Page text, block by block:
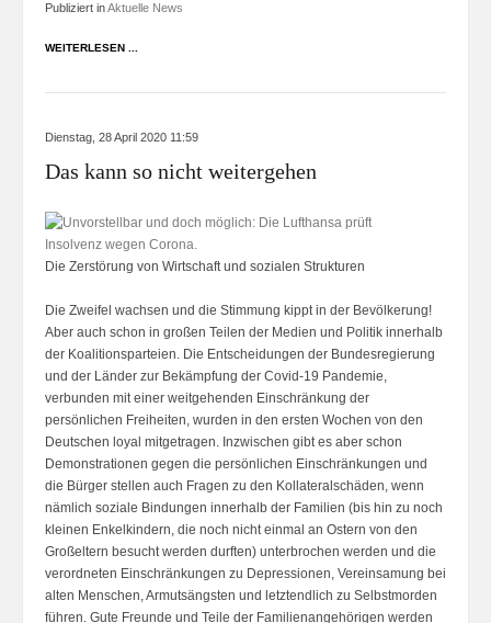
Publiziert inAktuelle News
WEITERLESEN ...
Dienstag, 28 April 2020 11:59
Das kann so nicht weitergehen
Die Zerstörung von Wirtschaft und sozialen Strukturen
Die Zweifel wachsen und die Stimmung kippt in der Bevölkerung!
Aber auch schon in großen Teilen der Medien und Politik innerhalb
der Koalitionsparteien. Die Entscheidungen der Bundesregierung
und der Länder zur Bekämpfung der Covid-19 Pandemie,
verbunden mit einer weitgehenden Einschränkung der
persönlichen Freiheiten, wurden in den ersten Wochen von den
Deutschen loyal mitgetragen. Inzwischen gibt es aber schon
Demonstrationen gegen die persönlichen Einschränkungen und
die Bürger stellen auch Fragen zu den Kollateralschäden, wenn
nämlich soziale Bindungen innerhalb der Familien (bis hin zu noch
kleinen Enkelkindern, die noch nicht einmal an Ostern von den
Großeltern besucht werden durften) unterbrochen werden und die
verordneten Einschränkungen zu Depressionen, Vereinsamung bei
alten Menschen, Armutsängsten und letztendlich zu Selbstmorden
führen. Gute Freunde und Teile der Familienangehörigen werden